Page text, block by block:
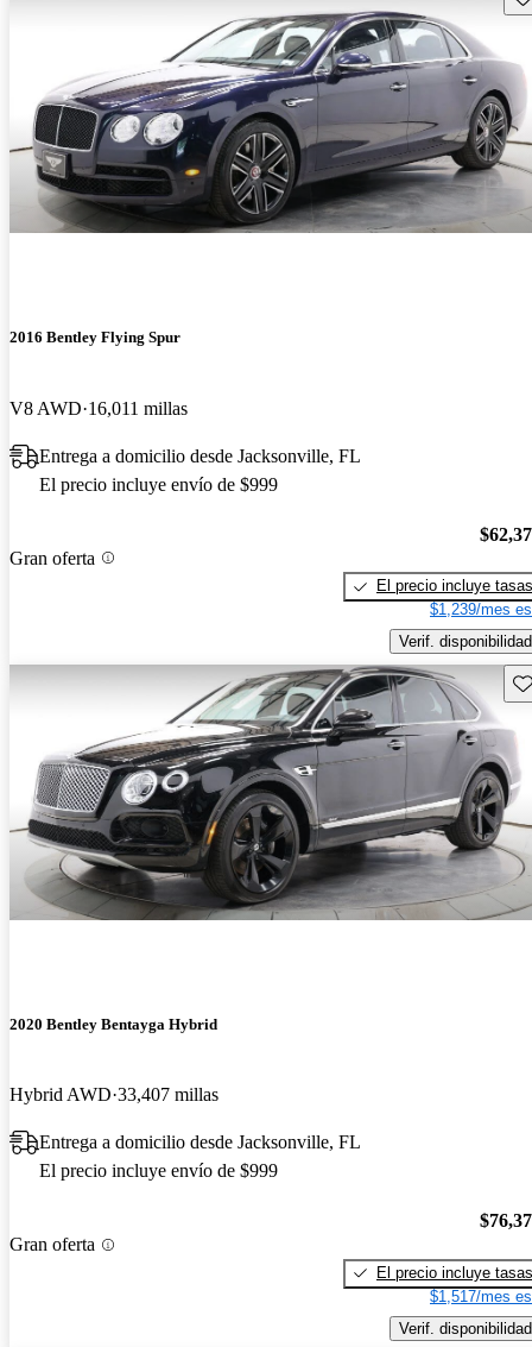
2016 Bentley Flying Spur
V8 AWD 16,011 millas
Entrega a domicilio desde Jacksonville, FL
El precio incluye envío de $999
Gran oferta
El precio incluye tasas
$1,239/mes
Verif. disponibilidad
2020 Bentley Bentayga Hybrid
Hybrid AWD 33,407 millas
Entrega a domicilio desde Jacksonville, FL
El precio incluye envío de $999
Gran oferta
El precio incluye tasas
$1,517/mes
Verif. disponibilidad